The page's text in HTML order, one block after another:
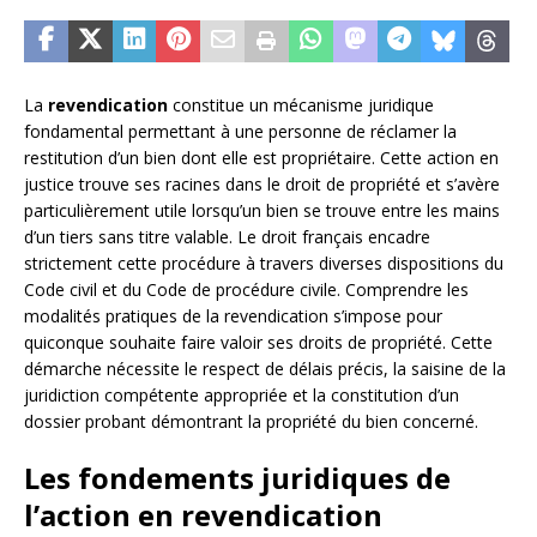
La revendication constitue un mécanisme juridique
fondamental permettant à une personne de réclamer la
restitution d’un bien dont elle est propriétaire. Cette action en
justice trouve ses racines dans le droit de propriété et s’avère
particulièrement utile lorsqu’un bien se trouve entre les mains
d’un tiers sans titre valable. Le droit français encadre
strictement cette procédure à travers diverses dispositions du
Code civil et du Code de procédure civile. Comprendre les
modalités pratiques de la revendication s’impose pour
quiconque souhaite faire valoir ses droits de propriété. Cette
démarche nécessite le respect de délais précis, la saisine de la
juridiction compétente appropriée et la constitution d’un
dossier probant démontrant la propriété du bien concerné.
Les fondements juridiques de
l’action en revendication